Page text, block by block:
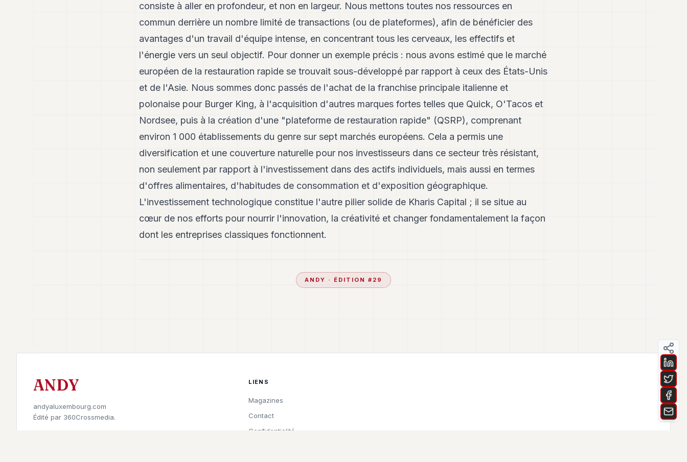
consiste à aller en profondeur, et non en largeur. Nous mettons toutes nos ressources en
commun derrière un nombre limité de transactions (ou de plateformes), afin de bénéficier des
avantages d'un travail d'équipe intense, en concentrant tous les cerveaux, les effectifs et
l'énergie vers un seul objectif. Pour donner un exemple précis : nous avons estimé que le marché
européen de la restauration rapide se trouvait sous-développé par rapport à ceux des États-Unis
et de l'Asie. Nous sommes donc passés de l'achat de la franchise principale italienne et
polonaise pour Burger King, à l'acquisition d'autres marques fortes telles que Quick, O'Tacos et
Nordsee, puis à la création d'une "plateforme de restauration rapide" (QSRP), comprenant
environ 1 000 établissements du genre sur sept marchés européens. Cela a permis une
diversification et une couverture naturelle pour nos investisseurs dans ce secteur très résistant,
non seulement par rapport à l'investissement dans des actifs individuels, mais aussi en termes
d'offres alimentaires, d'habitudes de consommation et d'exposition géographique.
L'investissement technologique constitue l'autre pilier solide de Kharis Capital ; il se situe au
cœur de nos efforts pour nourrir l'innovation, la créativité et changer fondamentalement la façon
dont les entreprises classiques fonctionnent.
ANDY · ÉDITION # 29
ANDY
andyaluxembourg.com
Édité par 360Crossmedia.
LIENS
Magazines
Contact
Confidentialité